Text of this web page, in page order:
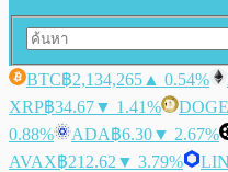
BTC฿2,134,265 ▲ 0.54%
XRP฿34.67▼ 1.41% DOGE
0.88%
ADA฿6.30▼ 2.67%
AVAX฿212.62 ▼ 3.79%